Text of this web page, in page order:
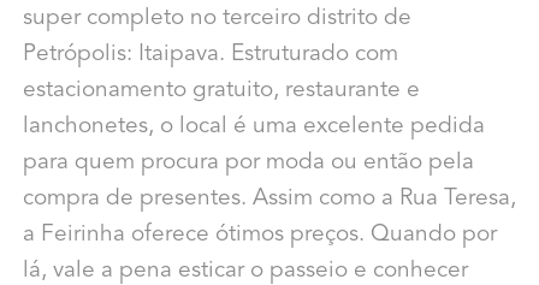
super completo no terceiro distrito de
Petrópolis: Itaipava. Estruturado com
estacionamento gratuito, restaurante e
lanchonetes, o local é uma excelente pedida
para quem procura por moda ou então pela
compra de presentes. Assim como a Rua Teresa,
a Feirinha oferece ótimos preços. Quando por
lá, vale a pena esticar o passeio e conhecer